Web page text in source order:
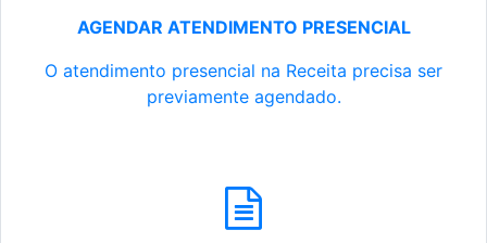
AGENDAR ATENDIMENTO PRESENCIAL
O atendimento presencial na Receita precisa ser
previamente agendado.